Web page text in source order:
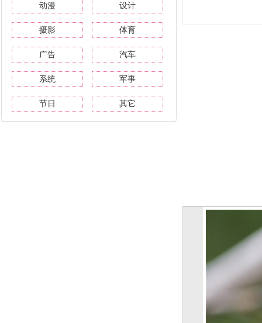
动漫 设计
摄影 体育
广告 汽车
系统 军事
节日 其它